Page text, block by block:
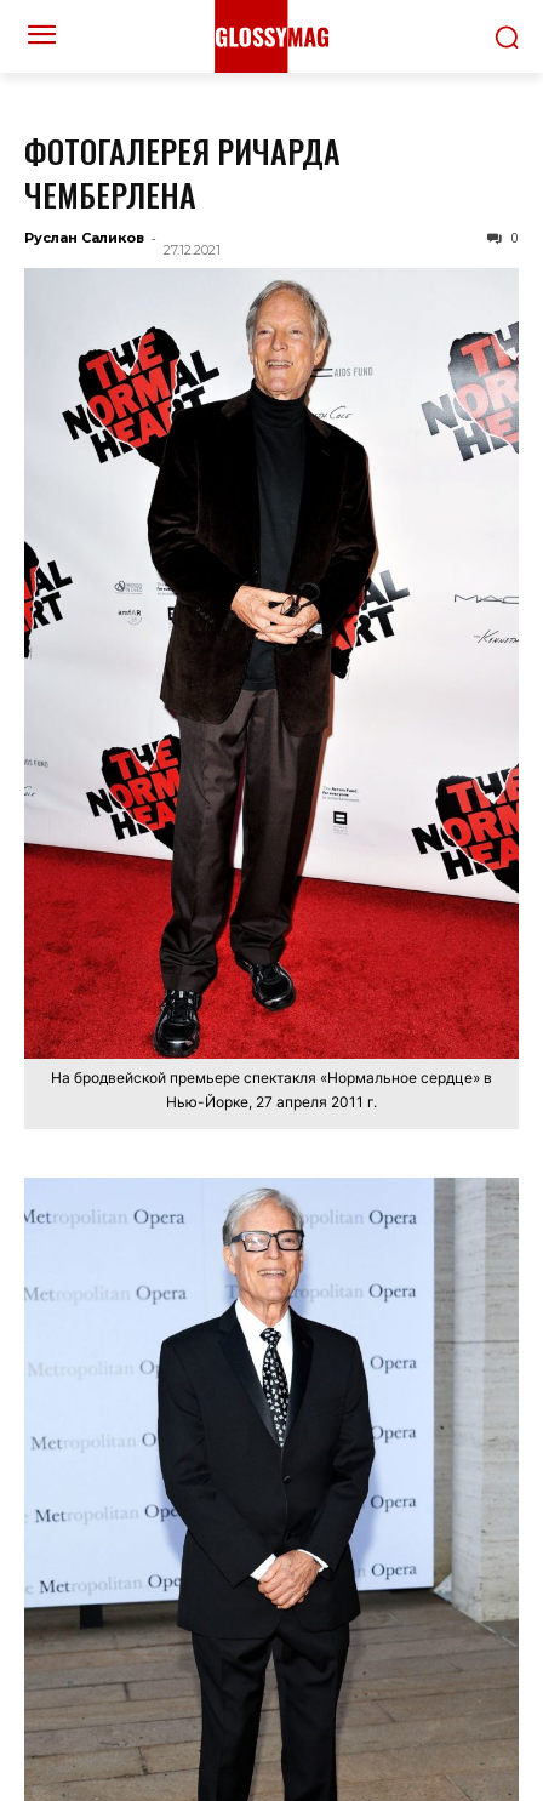
ФОТОГАЛЕРЕЯ РИЧАРДА
ЧЕМБЕРЛЕНА
Руслан Саликов -
27.12.2021
0
На бродвейской премьере спектакля «Нормальное сердце» в
Нью-Йорке, 27 апреля 2011 г.